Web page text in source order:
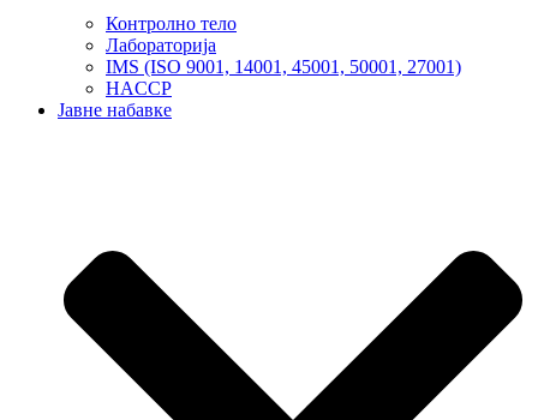
Контролно тело
Лабораторија
IMS (ISO 9001, 14001, 45001, 50001, 27001)
HACCP
Јавне набавке